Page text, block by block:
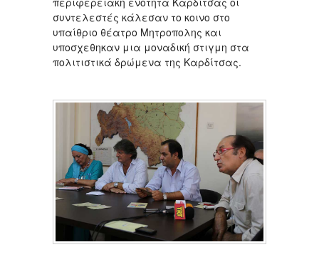
συντελεστές κάλεσαν το κοινο στο
υπαίθριο θέατρο Μητροπολης και
υποσχεθηκαν μια μοναδική στιγμη στα
πολιτιστικά δρώμενα της Καρδίτσας.